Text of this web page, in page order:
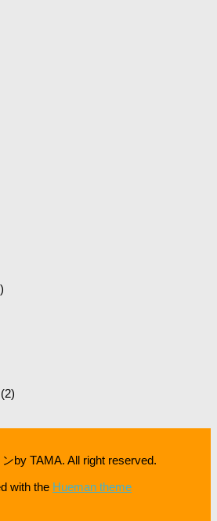
(2)
by TAMA. All right reserved.
with the Hueman theme